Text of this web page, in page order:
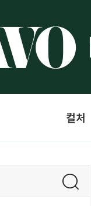
컬처